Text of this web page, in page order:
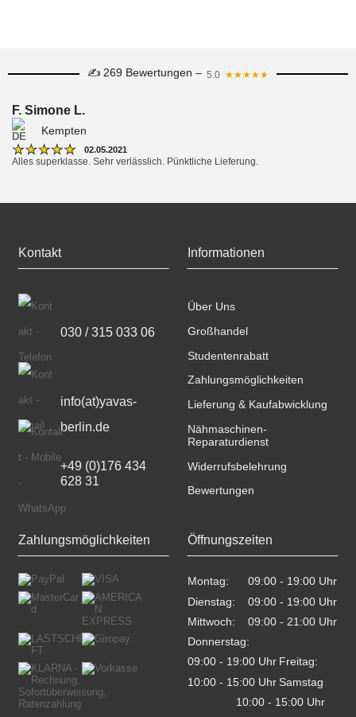
✍ 269 Bewertungen – 5.0 ★★★★★
F. Simone L.
Kempten
★ ★ ★ ★ ★ 02.05.2021
Alles superklasse. Sehr verlässlich. Pünktliche Lieferung.
Kontakt
030 / 315 033 06
info(at)yavas-
berlin.de
+49 (0)176 434
628 31
Informationen
Über Uns
Großhandel
Studentenrabatt
Zahlungsmöglichkeiten
Lieferung & Kaufabwicklung
Nähmaschinen-
Reparaturdienst
Widerrufsbelehrung
Bewertungen
Zahlungsmöglichkeiten Öffnungszeiten
Montag:
Dienstag:
Mittwoch:
Donnerstag:
09:00 - 19:00 Uhr
Freitag:
10:00 - 15:00 Uhr
Samstag
10:00 - 15:00 Uhr